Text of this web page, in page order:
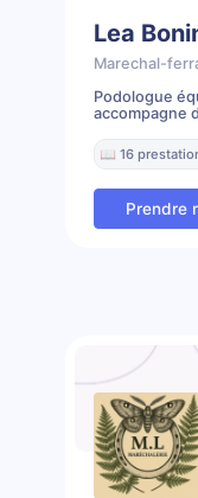
Lea
Marechal-
Podologue
accompagne
📖 16
Prendre